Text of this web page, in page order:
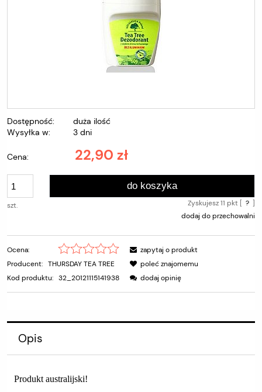
Dostępność:
duża ilość
Wysyłka w:
3 dni
Cena: 22,90 zł
szt.
do koszyka
Zyskujesz11 pkt [ ? ]
dodaj do przechowalni
Ocena:
Producent: THURSDAY TEA TREE
Kod produktu: 32_20121115141938
zapytaj o produkt
poleć znajomemu
dodaj opinię
Opis
Produkt australijski!